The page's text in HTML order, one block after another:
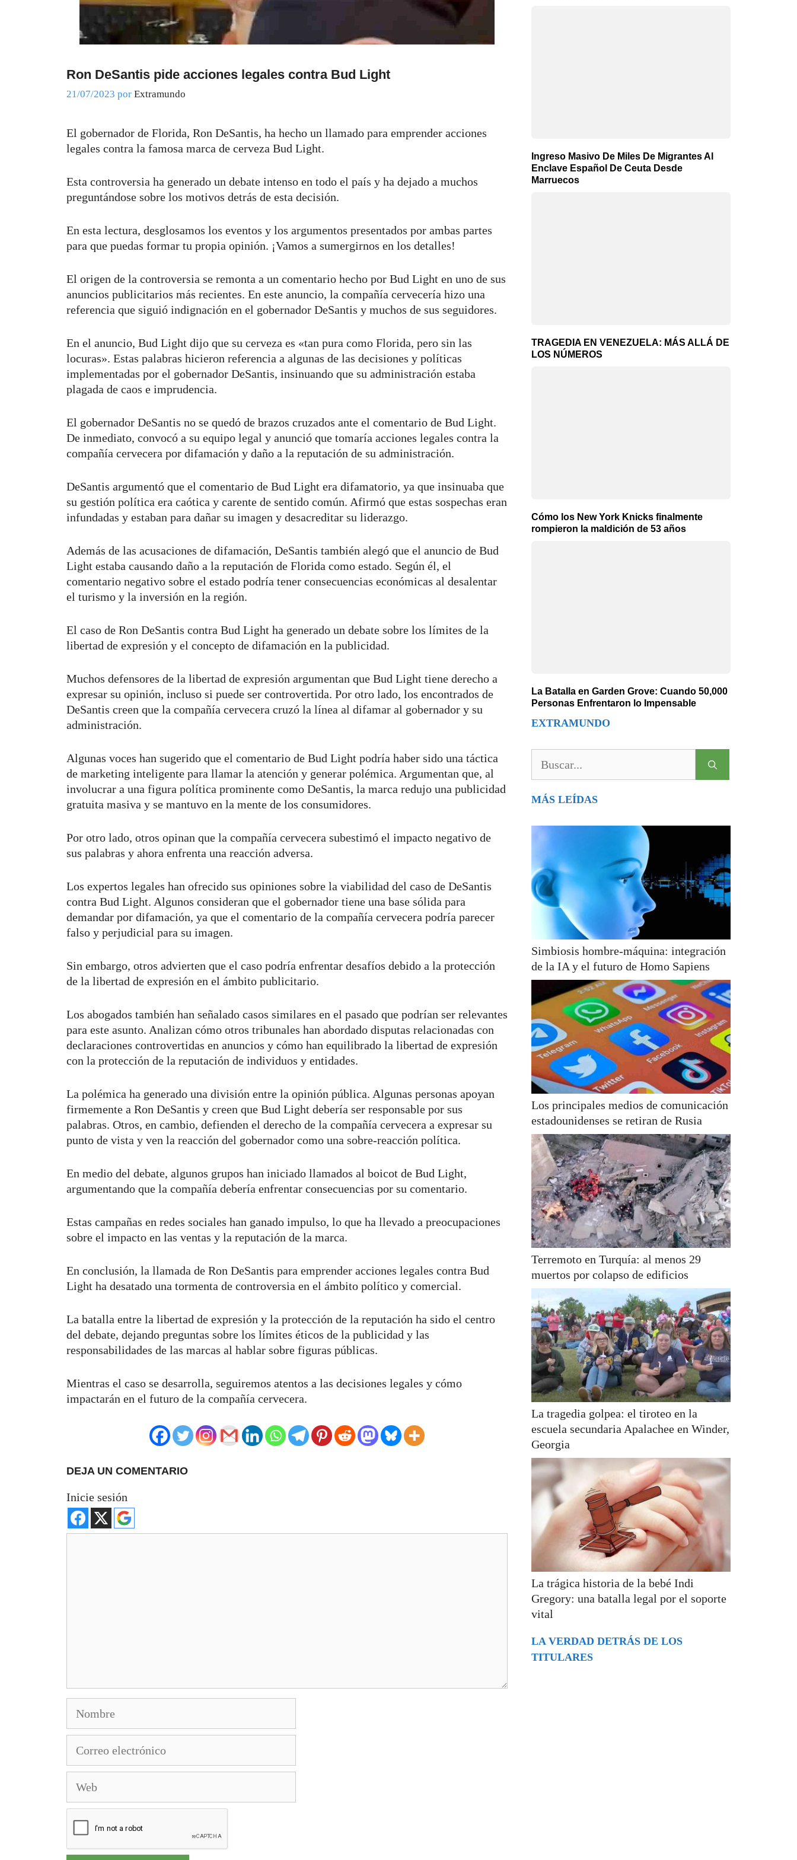
Ron DeSantis pide acciones legales contra Bud Light
21/07/2023 por Extramundo
El gobernador de Florida, Ron DeSantis, ha hecho un llamado para emprender acciones
legales contra la famosa marca de cerveza Bud Light.
Esta controversia ha generado un debate intenso en todo el país y ha dejado a muchos
preguntándose sobre los motivos detrás de esta decisión.
En esta lectura, desglosamos los eventos y los argumentos presentados por ambas partes
para que puedas formar tu propia opinión. ¡Vamos a sumergirnos en los detalles!
El origen de la controversia se remonta a un comentario hecho por Bud Light en uno de sus
anuncios publicitarios más recientes. En este anuncio, la compañía cervecería hizo una
referencia que siguió indignación en el gobernador DeSantis y muchos de sus seguidores.
En el anuncio, Bud Light dijo que su cerveza es «tan pura como Florida, pero sin las
locuras». Estas palabras hicieron referencia a algunas de las decisiones y políticas
implementadas por el gobernador DeSantis, insinuando que su administración estaba
plagada de caos e imprudencia.
El gobernador DeSantis no se quedó de brazos cruzados ante el comentario de Bud Light.
De inmediato, convocó a su equipo legal y anunció que tomaría acciones legales contra la
compañía cervecera por difamación y daño a la reputación de su administración.
DeSantis argumentó que el comentario de Bud Light era difamatorio, ya que insinuaba que
su gestión política era caótica y carente de sentido común. Afirmó que estas sospechas eran
infundadas y estaban para dañar su imagen y desacreditar su liderazgo.
Además de las acusaciones de difamación, DeSantis también alegó que el anuncio de Bud
Light estaba causando daño a la reputación de Florida como estado. Según él, el
comentario negativo sobre el estado podría tener consecuencias económicas al desalentar
el turismo y la inversión en la región.
El caso de Ron DeSantis contra Bud Light ha generado un debate sobre los límites de la
libertad de expresión y el concepto de difamación en la publicidad.
Muchos defensores de la libertad de expresión argumentan que Bud Light tiene derecho a
expresar su opinión, incluso si puede ser controvertida. Por otro lado, los encontrados de
DeSantis creen que la compañía cervecera cruzó la línea al difamar al gobernador y su
administración.
Algunas voces han sugerido que el comentario de Bud Light podría haber sido una táctica
de marketing inteligente para llamar la atención y generar polémica. Argumentan que, al
involucrar a una figura política prominente como DeSantis, la marca redujo una publicidad
gratuita masiva y se mantuvo en la mente de los consumidores.
Por otro lado, otros opinan que la compañía cervecera subestimó el impacto negativo de
sus palabras y ahora enfrenta una reacción adversa.
Los expertos legales han ofrecido sus opiniones sobre la viabilidad del caso de DeSantis
contra Bud Light. Algunos consideran que el gobernador tiene una base sólida para
demandar por difamación, ya que el comentario de la compañía cervecera podría parecer
falso y perjudicial para su imagen.
Sin embargo, otros advierten que el caso podría enfrentar desafíos debido a la protección
de la libertad de expresión en el ámbito publicitario.
Los abogados también han señalado casos similares en el pasado que podrían ser relevantes
para este asunto. Analizan cómo otros tribunales han abordado disputas relacionadas con
declaraciones controvertidas en anuncios y cómo han equilibrado la libertad de expresión
con la protección de la reputación de individuos y entidades.
La polémica ha generado una división entre la opinión pública. Algunas personas apoyan
firmemente a Ron DeSantis y creen que Bud Light debería ser responsable por sus
palabras. Otros, en cambio, defienden el derecho de la compañía cervecera a expresar su
punto de vista y ven la reacción del gobernador como una sobre-reacción política.
En medio del debate, algunos grupos han iniciado llamados al boicot de Bud Light,
argumentando que la compañía debería enfrentar consecuencias por su comentario.
Estas campañas en redes sociales han ganado impulso, lo que ha llevado a preocupaciones
sobre el impacto en las ventas y la reputación de la marca.
En conclusión, la llamada de Ron DeSantis para emprender acciones legales contra Bud
Light ha desatado una tormenta de controversia en el ámbito político y comercial.
La batalla entre la libertad de expresión y la protección de la reputación ha sido el centro
del debate, dejando preguntas sobre los límites éticos de la publicidad y las
responsabilidades de las marcas al hablar sobre figuras públicas.
Mientras el caso se desarrolla, seguiremos atentos a las decisiones legales y cómo
impactarán en el futuro de la compañía cervecera.
DEJA UN COMENTARIO
Inicie sesión
electrónico
Ingreso Masivo De Miles De Migrantes Al
Enclave Español De Ceuta Desde
Marruecos
TRAGEDIA EN VENEZUELA: MÁS ALLÁ DE
LOS NÚMEROS
Cómo los New York Knicks finalmente
rompieron la maldición de 53 años
La Batalla en Garden Grove: Cuando 50,000
Personas Enfrentaron lo Impensable
EXTRAMUNDO
MÁS LEÍDAS
Simbiosis hombre-máquina: integración
de la IA y el futuro de Homo Sapiens
Los principales medios de comunicación
estadounidenses se retiran de Rusia
Terremoto en Turquía: al menos 29
muertos por colapso de edificios
La tragedia golpea: el tiroteo en la
escuela secundaria Apalachee en Winder,
Georgia
La trágica historia de la bebé Indi
Gregory: una batalla legal por el soporte
vital
LA VERDAD DETRÁS DE LOS
TITULARES